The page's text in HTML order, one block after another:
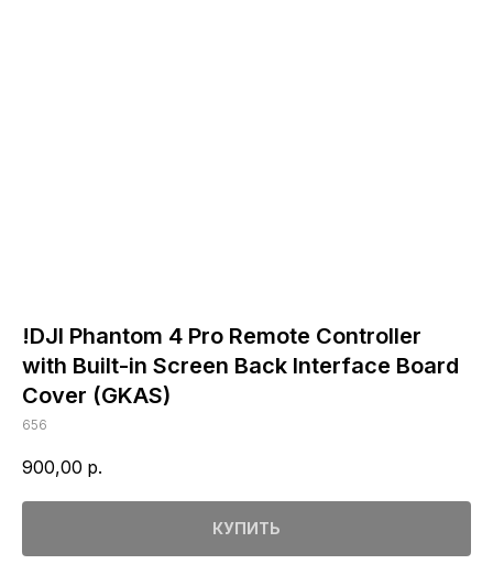
!DJI Phantom 4 Pro Remote Controller
with Built-in Screen Back Interface Board
Cover (GKAS)
656
900,00 р.
КУПИТЬ